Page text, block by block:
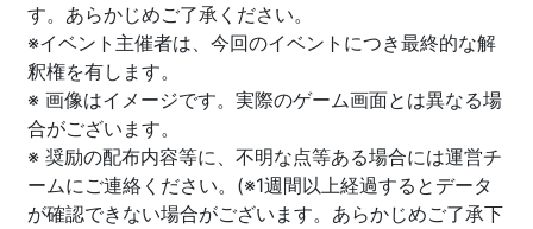
す。あらかじめご了承ください。
※イベント主催者は、今回のイベントにつき最終的な解
釈権を有します。
※ 画像はイメージです。実際のゲーム画面とは異なる場
合がございます。
※ 奨励の配布内容等に、不明な点等ある場合には運営チ
ームにご連絡ください。(※1週間以上経過するとデータ
が確認できない場合がございます。あらかじめご了承下